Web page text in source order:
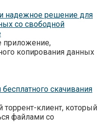
и надежное решение для
со свободной
приложение,
копирования данных
скачивания
клиент, который
файлами со